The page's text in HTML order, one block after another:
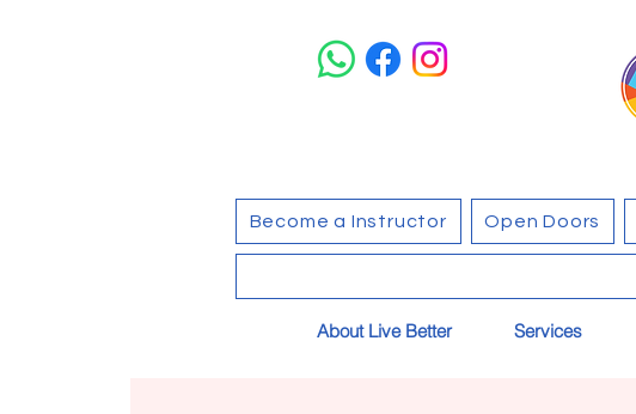
Become a Instructor Open Doors
About Live Better Services